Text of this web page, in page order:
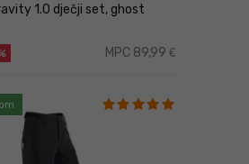
mišića toplima i
cirkulaciju krvi i
ili sitnih ogrebotina
1.0 dječji set, ghost
MPC 89,99 €